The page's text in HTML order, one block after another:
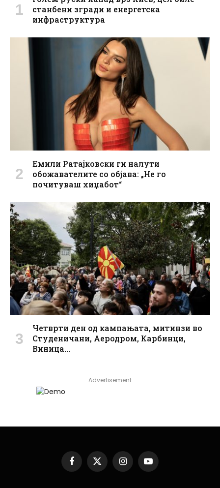
станбени згради и енергетска
инфраструктура
Емили Ратајковски ги налути
обожавателите со објава: „Не го
почитуваш хиџабот“
Четврти ден од кампањата, митинзи во
Студеничани, Аеродром, Карбинци,
Виница…
Advertisement
Facebook
X
(Twitter)
InstagramYouTube